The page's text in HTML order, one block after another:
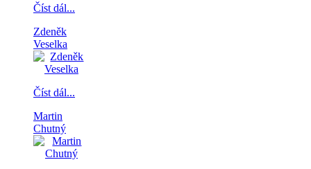
Číst dál...
Zdeněk
Veselka
Číst dál...
Martin
Chutný